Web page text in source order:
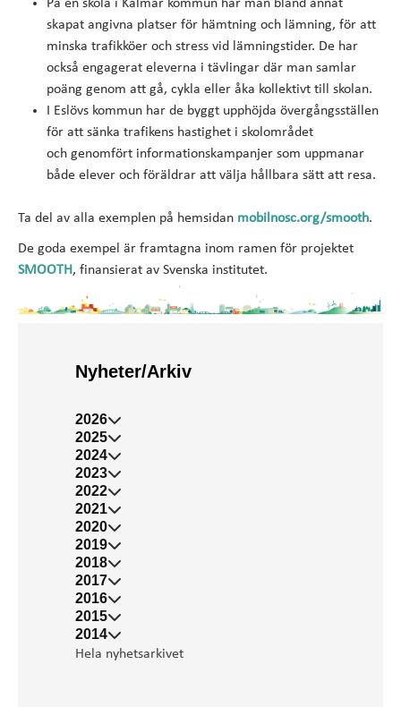
På en skola i Kalmar kommun har man bland annat
skapat angivna platser för hämtning och lämning, för att
minska trafikköer och stress vid lämningstider. De har
också engagerat eleverna i tävlingar där man samlar
poäng genom att gå, cykla eller åka kollektivt till skolan.
I Eslövs kommun har de byggt upphöjda övergångsställen
för att sänka trafikens hastighet i skolområdet
och genomfört informationskampanjer som uppmanar
både elever och föräldrar att välja hållbara sätt att resa.
​​Ta del av alla exemplen på hemsidan mobilnosc.org/smooth.
De goda exempel är framtagna inom ramen för projektet
SMOOTH, finansierat av Svenska institutet.
Nyheter/Arkiv
2026
2025
2024
2023
2022
2021
2020
2019
2018
2017
2016
2015
2014
Hela nyhetsarkivet